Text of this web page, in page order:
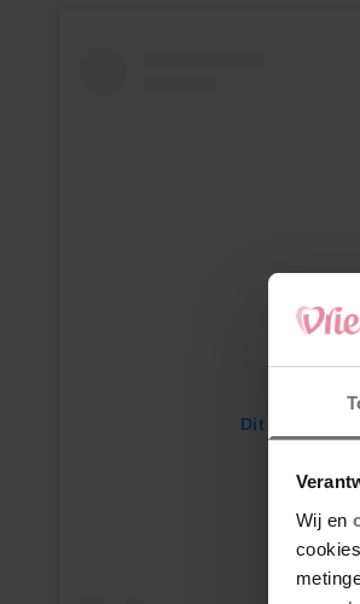
Wij en
Dit bericht